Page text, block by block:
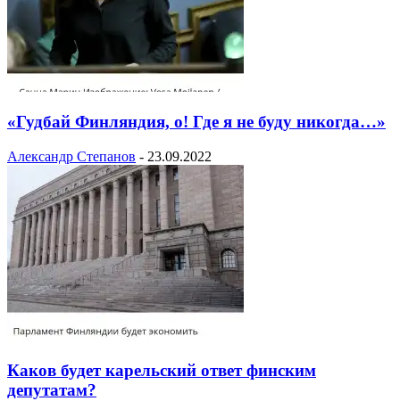
«Гудбай Финляндия, о! Где я не буду никогда…»
Александр Степанов - 23.09.2022
Каков будет карельский ответ финским
депутатам?